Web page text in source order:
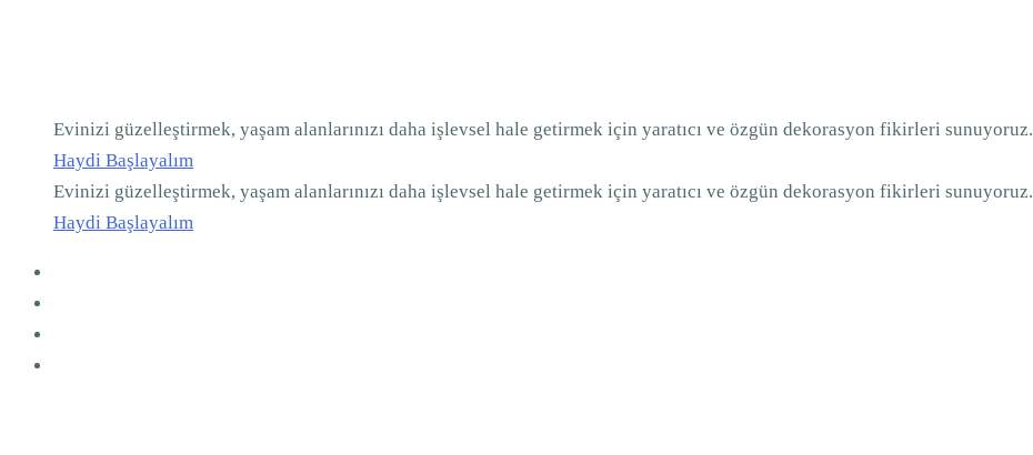
Evinizi güzelleştirmek, yaşam alanlarınızı daha işlevsel hale getirmek için yaratıcı ve özgün dekorasyon fikirleri sunuyoruz.
Haydi Başlayalım
Evinizi güzelleştirmek, yaşam alanlarınızı daha işlevsel hale getirmek için yaratıcı ve özgün dekorasyon fikirleri sunuyoruz.
Haydi Başlayalım